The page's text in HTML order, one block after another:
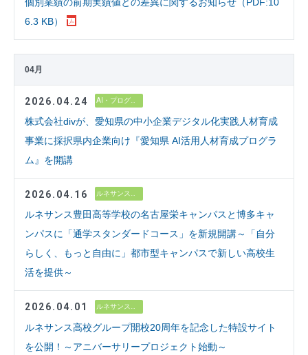
6.3 KB）
04月
2026.04.24
株式会社divが、愛知県の中小企業デジタル化実践人材育成
事業に採択県内企業向け『愛知県 AI活用人材育成プログラ
ム』を開講
2026.04.16 ルネサンス高校グループ
ルネサンス豊田高等学校の名古屋栄キャンパスと博多キャ
ンパスに「通学スタンダードコース」を新規開講～「自分
らしく、もっと自由に」都市型キャンパスで新しい高校生
活を提供～
2026.04.01
ルネサンス高校グループ開校20周年を記念した特設サイト
を公開！～アニバーサリープロジェクト始動～